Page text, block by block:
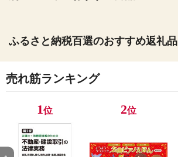
ふるさと納税百選のおすすめ返礼品
売れ筋ランキング
1位 2位